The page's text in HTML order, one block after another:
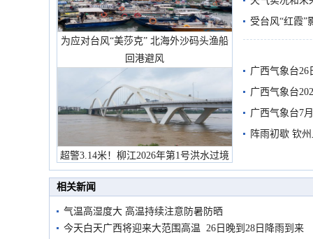
为应对台风“美莎克” 北海外沙码头渔船
回港避风
超警3.14米！柳江2026年第1号洪水过境
市民在堤岸见证汛况
受台风“红霞”
有较强降雨
广西气象台26
广西气象台
预警
广西气象台7
阵雨初歇 钦
相关新闻
气温高湿度大 高温持续注意防暑防晒
今天白天广西将迎来大范围高温 26日晚到28日降雨到来